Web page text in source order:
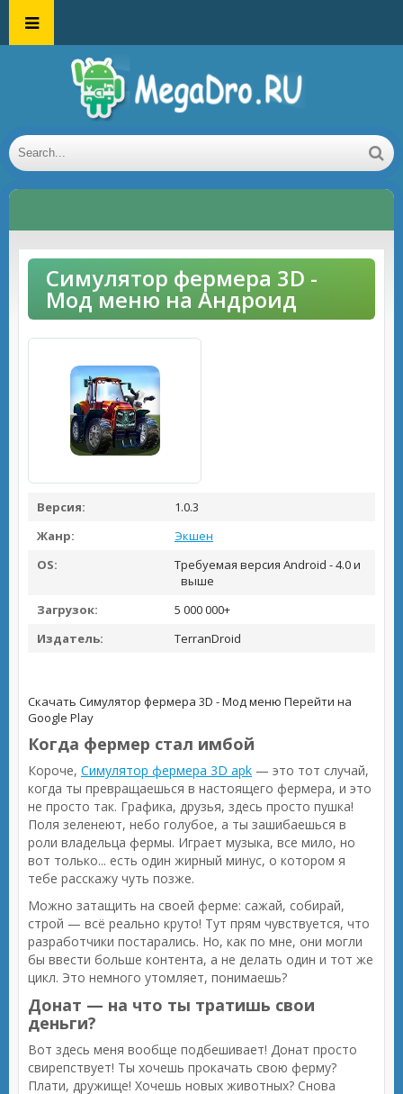
Симулятор фермера 3D -
Мод меню на Андроид
Версия:
1.0.3
Жанр:
Экшен
OS:
Требуемая версия Android - 4.0 и
выше
Загрузок:
5 000 000+
Издатель:
TerranDroid
Скачать Симулятор фермера 3D - Мод меню Перейти на
Google Play
Когда фермер стал имбой
Короче, Симулятор фермера 3D apk — это тот случай,
когда ты превращаешься в настоящего фермера, и это
не просто так. Графика, друзья, здесь просто пушка!
Поля зеленеют, небо голубое, а ты зашибаешься в
роли владельца фермы. Играет музыка, все мило, но
вот только... есть один жирный минус, о котором я
тебе расскажу чуть позже.
Можно затащить на своей ферме: сажай, собирай,
строй — всё реально круто! Тут прям чувствуется, что
разработчики постарались. Но, как по мне, они могли
бы ввести больше контента, а не делать один и тот же
цикл. Это немного утомляет, понимаешь?
Донат — на что ты тратишь свои
деньги?
Вот здесь меня вообще подбешивает! Донат просто
свирепствует! Ты хочешь прокачать свою ферму?
Плати, дружище! Хочешь новых животных? Снова